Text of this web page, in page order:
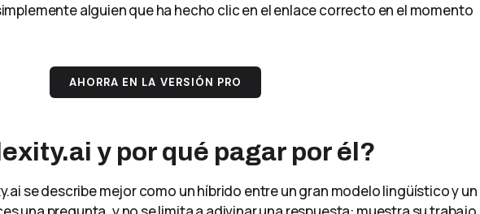
alguien que ha hecho clic en el enlace correcto en el momento
AHORRA EN LA VERSIÓN PRO
y por qué pagar por él?
se describe mejor como un híbrido entre un gran modelo lingüístico y un